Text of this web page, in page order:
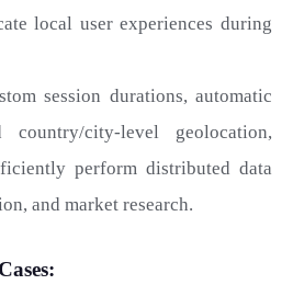
local user experiences during
session durations, automatic
city-level geolocation,
perform distributed data
and market research.